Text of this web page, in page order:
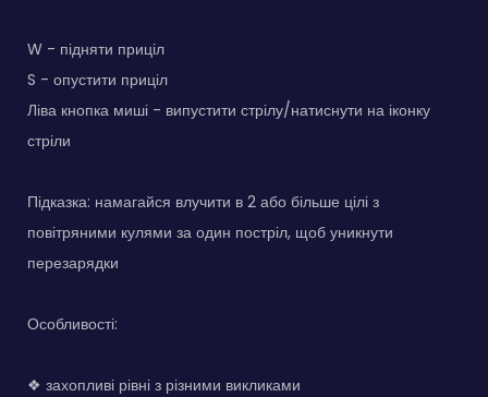
W - підняти приціл
S - опустити приціл
Ліва кнопка миші - випустити стрілу/натиснути на іконку
стріли
Підказка: намагайся влучити в 2 або більше цілі з
повітряними кулями за один постріл, щоб уникнути
перезарядки
Особливості:
❖ захопливі рівні з різними викликами